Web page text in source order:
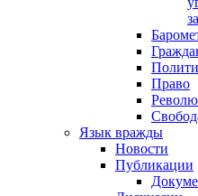
Право
Язык вражды
Новости
Публикации